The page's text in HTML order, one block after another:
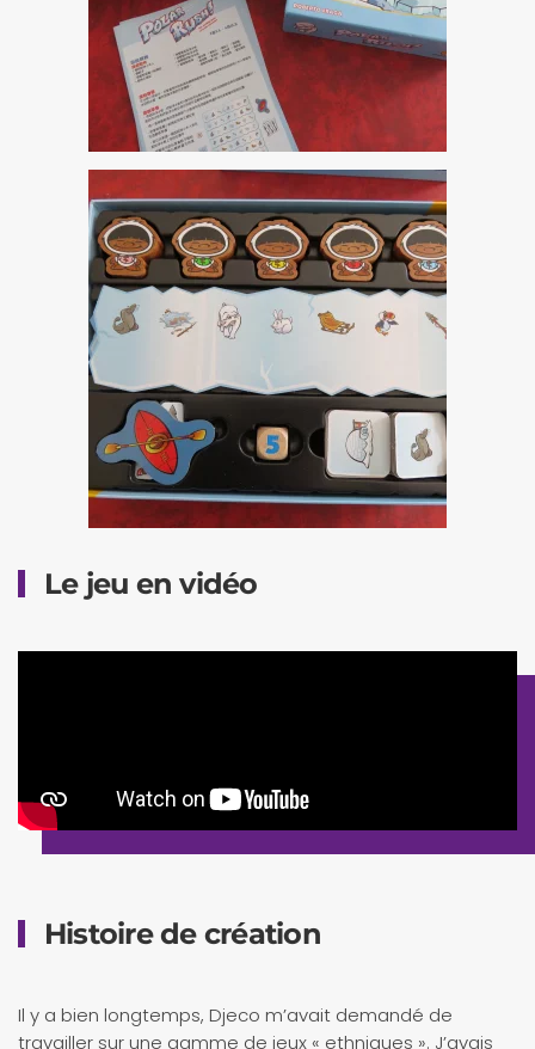
Le jeu en vidéo
Histoire de création
Il y a bien longtemps, Djeco m’avait demandé de
travailler sur une gamme de jeux « ethniques ». J’avais